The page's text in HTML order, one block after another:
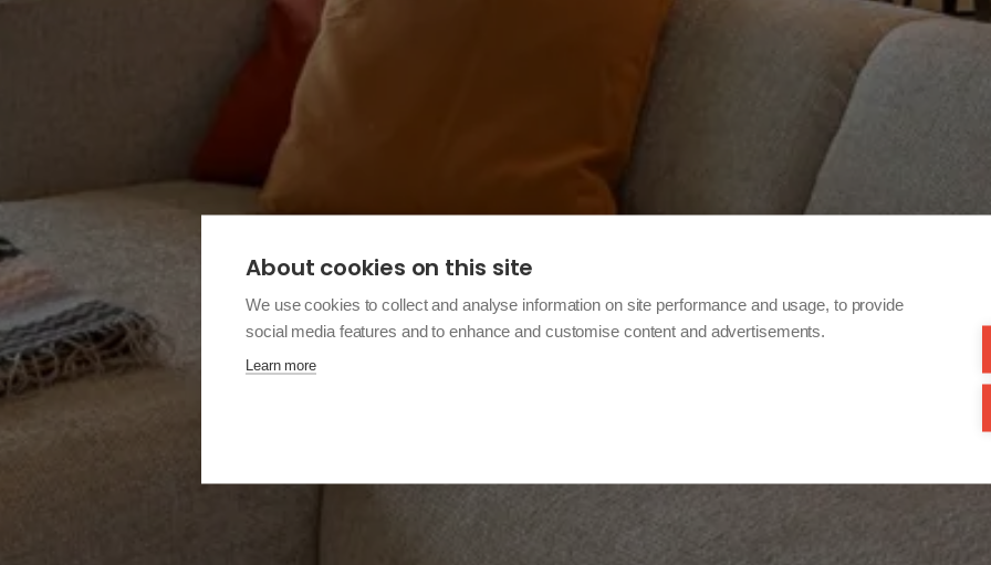
About cookies on this site
We use cookies to collect and analyse information on site performance and usage, to provide
social media features and to enhance and customise content and advertisements.
Learn more